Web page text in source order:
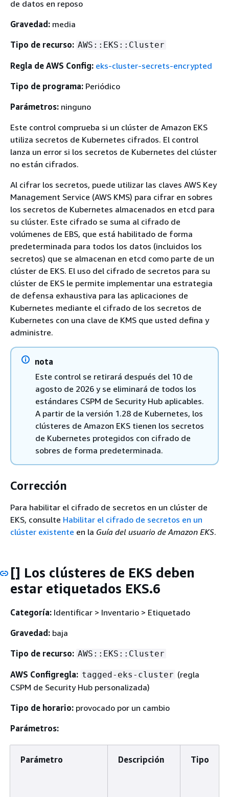
de datos en reposo
Gravedad: media
Tipo de recurso: AWS::EKS::Cluster
Regla de AWS Config: eks-cluster-secrets-encrypted
Tipo de programa: Periódico
Parámetros: ninguno
Este control comprueba si un clúster de Amazon EKS
utiliza secretos de Kubernetes cifrados. El control
lanza un error si los secretos de Kubernetes del clúster
no están cifrados.
Al cifrar los secretos, puede utilizar las claves AWS Key
Management Service (AWS KMS) para cifrar en sobres
los secretos de Kubernetes almacenados en etcd para
su clúster. Este cifrado se suma al cifrado de
volúmenes de EBS, que está habilitado de forma
predeterminada para todos los datos (incluidos los
secretos) que se almacenan en etcd como parte de un
clúster de EKS. El uso del cifrado de secretos para su
clúster de EKS le permite implementar una estrategia
de defensa exhaustiva para las aplicaciones de
Kubernetes mediante el cifrado de los secretos de
Kubernetes con una clave de KMS que usted defina y
administre.
nota
Este control se retirará después del 10 de
agosto de 2026 y se eliminará de todos los
estándares CSPM de Security Hub aplicables.
A partir de la versión 1.28 de Kubernetes, los
clústeres de Amazon EKS tienen los secretos
de Kubernetes protegidos con cifrado de
sobres de forma predeterminada.
Corrección
Para habilitar el cifrado de secretos en un clúster de
EKS, consulte Habilitar el cifrado de secretos en un
clúster existente en la Guía del usuario de Amazon EKS.
[] Los clústeres de EKS deben
estar etiquetados EKS.6
Categoría: Identificar > Inventario > Etiquetado
Gravedad: baja
Tipo de recurso: AWS::EKS::Cluster
AWS Configregla: tagged-eks-cluster (regla
CSPM de Security Hub personalizada)
Tipo de horario: provocado por un cambio
Parámetros:
Parámetro Descripción Tipo